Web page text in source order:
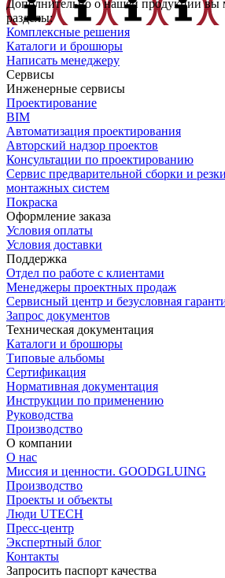
Дополнительно о нашей продукции вы
разделы:
Комплексные решения
Каталоги и брошюры
Написать менеджеру
Сервисы
Инженерные сервисы
Проектирование
BIM
Автоматизация проектирования
Авторский надзор проектов
Консультации по проектированию
Сервис предварительной сборки и
монтажных систем
Покраска
Оформление заказа
Условия оплаты
Условия доставки
Поддержка
Отдел по работе с клиентами
Менеджеры проектных продаж
Сервисный центр и безусловная
Запрос документов
Техническая документация
Каталоги и брошюры
Типовые альбомы
Сертификация
Нормативная документация
Инструкции по применению
Руководства
Производство
О компании
О нас
Миссия и ценности. GOODGLUING
Производство
Проекты и объекты
Люди UTECH
Пресс-центр
Экспертный блог
Контакты
Запросить паспорт качества